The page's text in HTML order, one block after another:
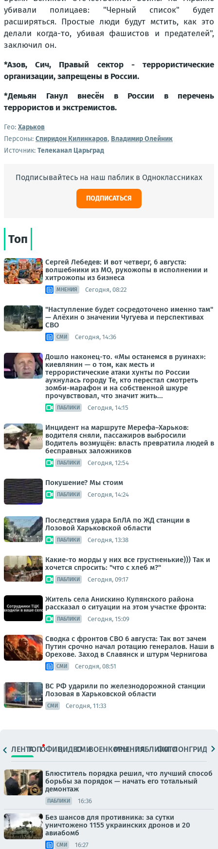
убивали полицаев: "Черный список" будет
расширяться. Простые люди будут мстить, как это
делали когда-то, убивая фашистов и предателей",
заключил он.
*Азов, Сич, Правый сектор - террористические
организации, запрещены в России.
*Демьян Ганул внесён в России в перечень
террористов и экстремистов.
Гео: Харьков
Персоны: Спиридон Килинкаров, Владимир Олейник
Источник: Телеканал Царьград
Подписывайтесь на наш паблик в Одноклассниках
ПОДПИСАТЬСЯ
Топ
Сергей Лебедев: И вот четверг, 6 августа:
волшебники из МО, рукожопы в исполнении и
хитрожопы из бизнеса
МНЕНИЯ Сегодня, 08:22
"Наступление будет сосредоточено именно там"
— Алёхин о значении Чугуева и перспективах
СВО
СМИ Сегодня, 14:36
Дошло наконец-то. «Мы останемся в руинах»:
киевлянин — о том, как месть и
террористические атаки хунты по России
аукнулась городу Те, кто перестал смотреть
зомби-марафон и на собственной шкуре
прочувствовал, что значит жить...
ПАБЛИКИ Сегодня, 14:15
Инцидент на маршруте Мерефа–Харьков:
водителя сняли, пассажиров выбросили
Водитель возмущён: власть превратила людей в
бесправных заложников
ПАБЛИКИ Сегодня, 12:54
Покушение? Мы стоим
ПАБЛИКИ Сегодня, 14:24
Последствия удара БпЛА по ЖД станции в
Лозовой Харьковской области
ПАБЛИКИ Сегодня, 13:38
Какие-то морды у них все грустненькие))) Так и
хочется спросить: "что с хлеб м?"
ПАБЛИКИ Сегодня, 09:17
Житель села Анискино Купянского района
рассказал о ситуации на этом участке фронта:
ПАБЛИКИ Сегодня, 15:09
Сводка с фронтов СВО 6 августа: Так вот зачем
Путин срочно начал ротацию генералов. Наши в
Орехове. Заход в Славянск и штурм Чернигова
СМИ Сегодня, 08:51
ВС РФ ударили по железнодорожной станции
Лозовая в Харьковской области
СМИ Сегодня, 11:33
ЛЕНТАТОПОФИЦ.ВИДЕОСМИВОЕНКОРЫМНЕНИЯПАБЛИКИ
ФОТОЛОНГРИДЫ
Блюститель порядка решил, что лучший способ
борьбы за порядок — начать его тотальный
демонтаж
ПАБЛИКИ 16:36
Без шансов для противника: за сутки
уничтожено 1155 украинских дронов и 20
авиабомб
СМИ 16:27